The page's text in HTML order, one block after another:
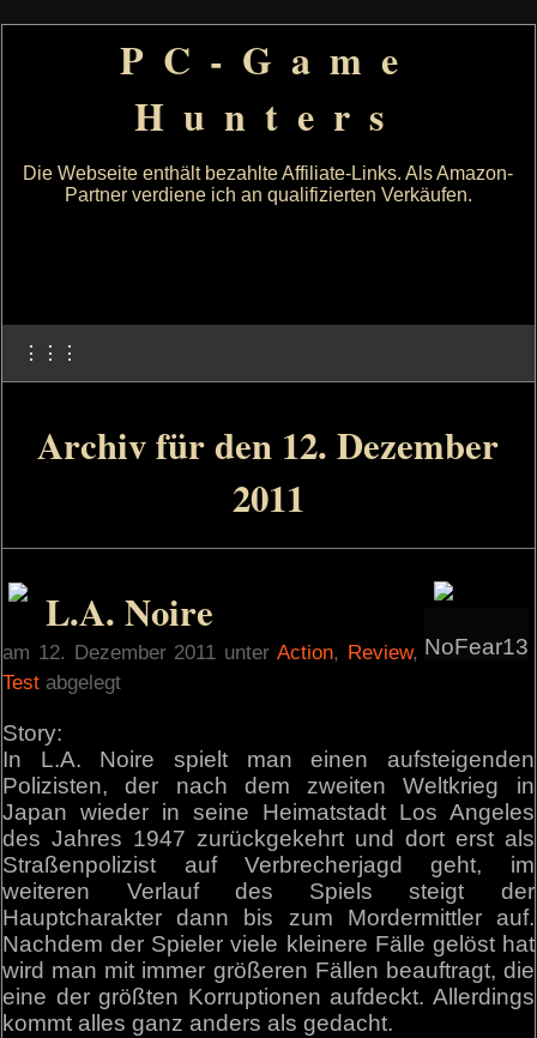
PC-Game
Hunters
Die Webseite enthält bezahlte Affiliate-Links. Als Amazon-
Partner verdiene ich an qualifizierten Verkäufen.
⋮⋮⋮
Archiv für den 12. Dezember
2011
NoFear13
L.A. Noire
am 12. Dezember 2011 unter Action, Review,
Test abgelegt
Story:
In L.A. Noire spielt man einen aufsteigenden
Polizisten, der nach dem zweiten Weltkrieg in
Japan wieder in seine Heimatstadt Los Angeles
des Jahres 1947 zurückgekehrt und dort erst als
Straßenpolizist auf Verbrecherjagd geht, im
weiteren Verlauf des Spiels steigt der
Hauptcharakter dann bis zum Mordermittler auf.
Nachdem der Spieler viele kleinere Fälle gelöst hat
wird man mit immer größeren Fällen beauftragt, die
eine der größten Korruptionen aufdeckt. Allerdings
kommt alles ganz anders als gedacht.